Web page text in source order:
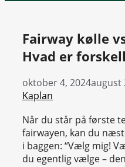
Fairway kølle
Hvad er
oktober 4, 2024august
Kaplan
Når du står på første
fairwayen, kan du
i baggen: “Vælg mig!
du egentlig vælge –